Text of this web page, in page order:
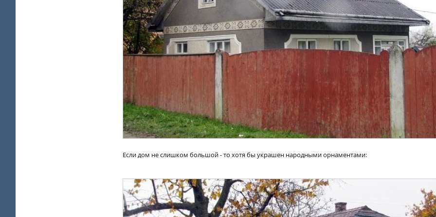
Если дом не слишком большой - то хотя бы украшен народными орнаментами: